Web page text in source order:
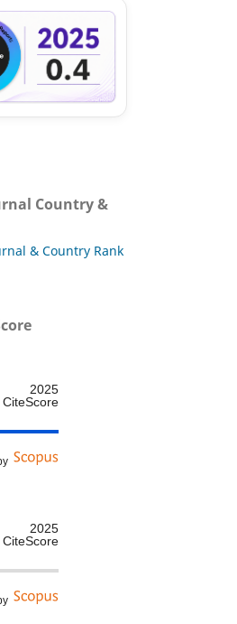
Country &
2025
CiteScore
2025
CiteScore